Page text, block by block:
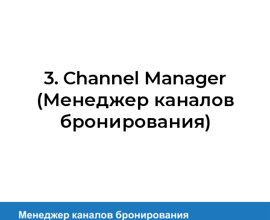
3. Channel Manager
(Менеджер каналов
бронирования)